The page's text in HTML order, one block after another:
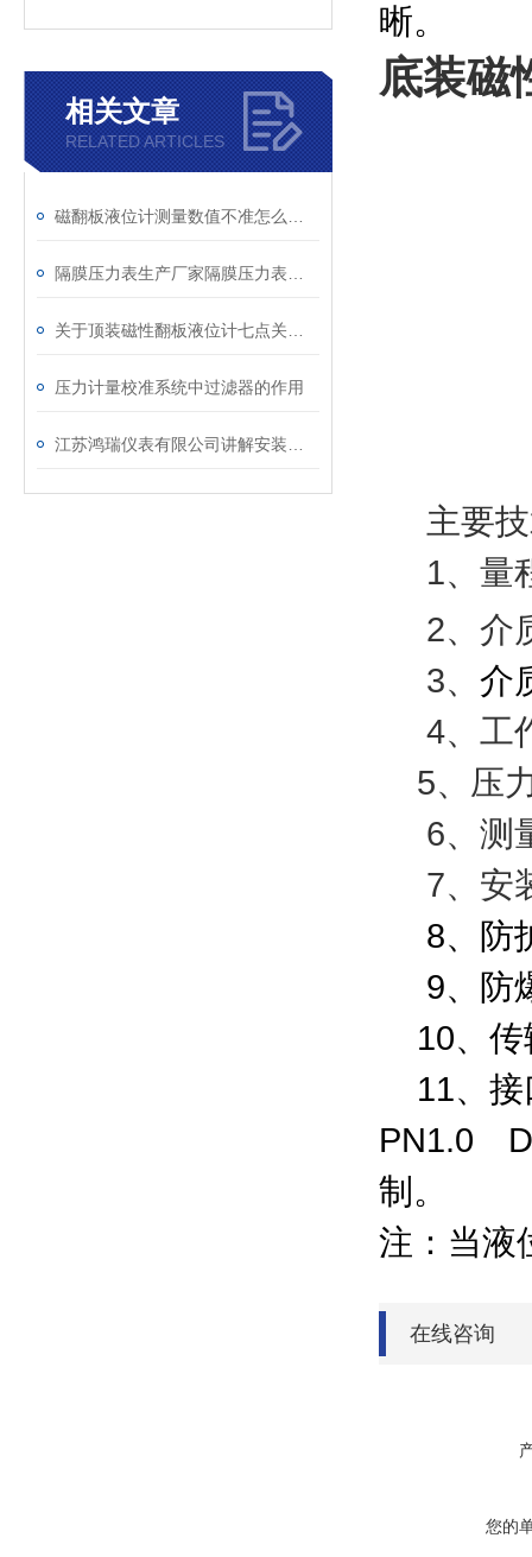
相关文章
RELATED ARTICLES
压力计量校准系统中过滤器的作用
晰。
底装磁
主要技
1、 量
2、 介
3、 介
4、 工
5、压
6、测
7、安
8、防
9、防
10、
11、
PN1.0
制。
注：当液
在线咨询
您的